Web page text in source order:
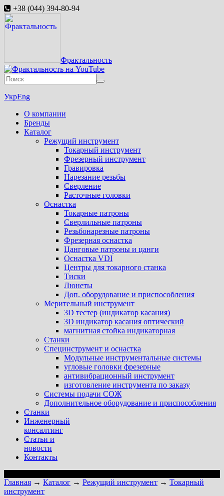
+38 (044) 394-80-94
Фрактальность
УкрEng
О компании
Бренды
Каталог
Режущий инструмент
Токарный инструмент
Фрезерный инструмент
Гравировка
Нарезание резьбы
Сверление
Расточные головки
Оснастка
Токарные патроны
Сверлильные патроны
Резьбонарезные патроны
Фрезерная оснастка
Цанговые патроны и цанги
Оснастка VDI
Центры для токарного станка
Тиски
Люнеты
Доп. оборудование и приспособления
Мерительный инструмент
3D тестер (индикатор касания)
3D индикатор касания оптический
магнитная стойка индикаторная
Станки
Специнструмент и оснастка
Модульные инструментальные системы
угловые головки фрезерные
антивибрационный инструмент
изготовление инструмента по заказу
Системы подачи СОЖ
Дополнительное оборудование и приспособления
Станки
Инженерный
консалтинг
Статьи и
новости
Контакты
Главная → Каталог → Режущий инструмент → Токарный
инструмент